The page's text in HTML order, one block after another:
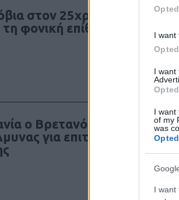
I want
I want
I want
of my
was
I want
στον 25χρονο
φονική επίθεση σε
ο Βρετανός
για επιτάχυνση